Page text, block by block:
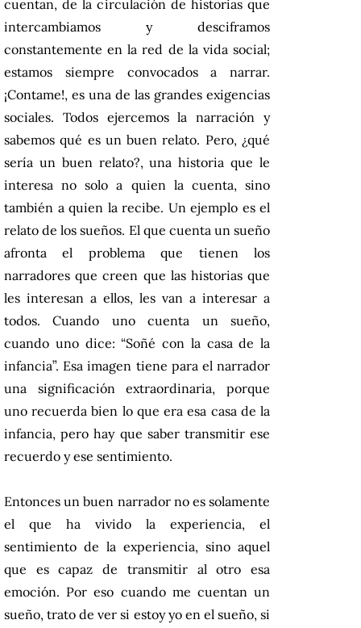
cuentan, de la circulación de historias que
intercambiamos y desciframos
constantemente en la red de la vida social;
estamos siempre convocados a narrar.
¡Contame!, es una de las grandes exigencias
sociales. Todos ejercemos la narración y
sabemos qué es un buen relato. Pero, ¿qué
sería un buen relato?, una historia que le
interesa no solo a quien la cuenta, sino
también a quien la recibe. Un ejemplo es el
relato de los sueños. El que cuenta un sueño
afronta el problema que tienen los
narradores que creen que las historias que
les interesan a ellos, les van a interesar a
todos. Cuando uno cuenta un sueño,
cuando uno dice: “Soñé con la casa de la
infancia”. Esa imagen tiene para el narrador
una significación extraordinaria, porque
uno recuerda bien lo que era esa casa de la
infancia, pero hay que saber transmitir ese
recuerdo y ese sentimiento.
Entonces un buen narrador no es solamente
el que ha vivido la experiencia, el
sentimiento de la experiencia, sino aquel
que es capaz de transmitir al otro esa
emoción. Por eso cuando me cuentan un
sueño, trato de ver si estoy yo en el sueño, si